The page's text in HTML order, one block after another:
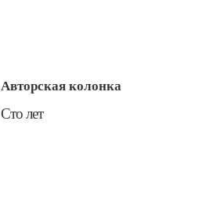
Авторская колонка
​Сто лет